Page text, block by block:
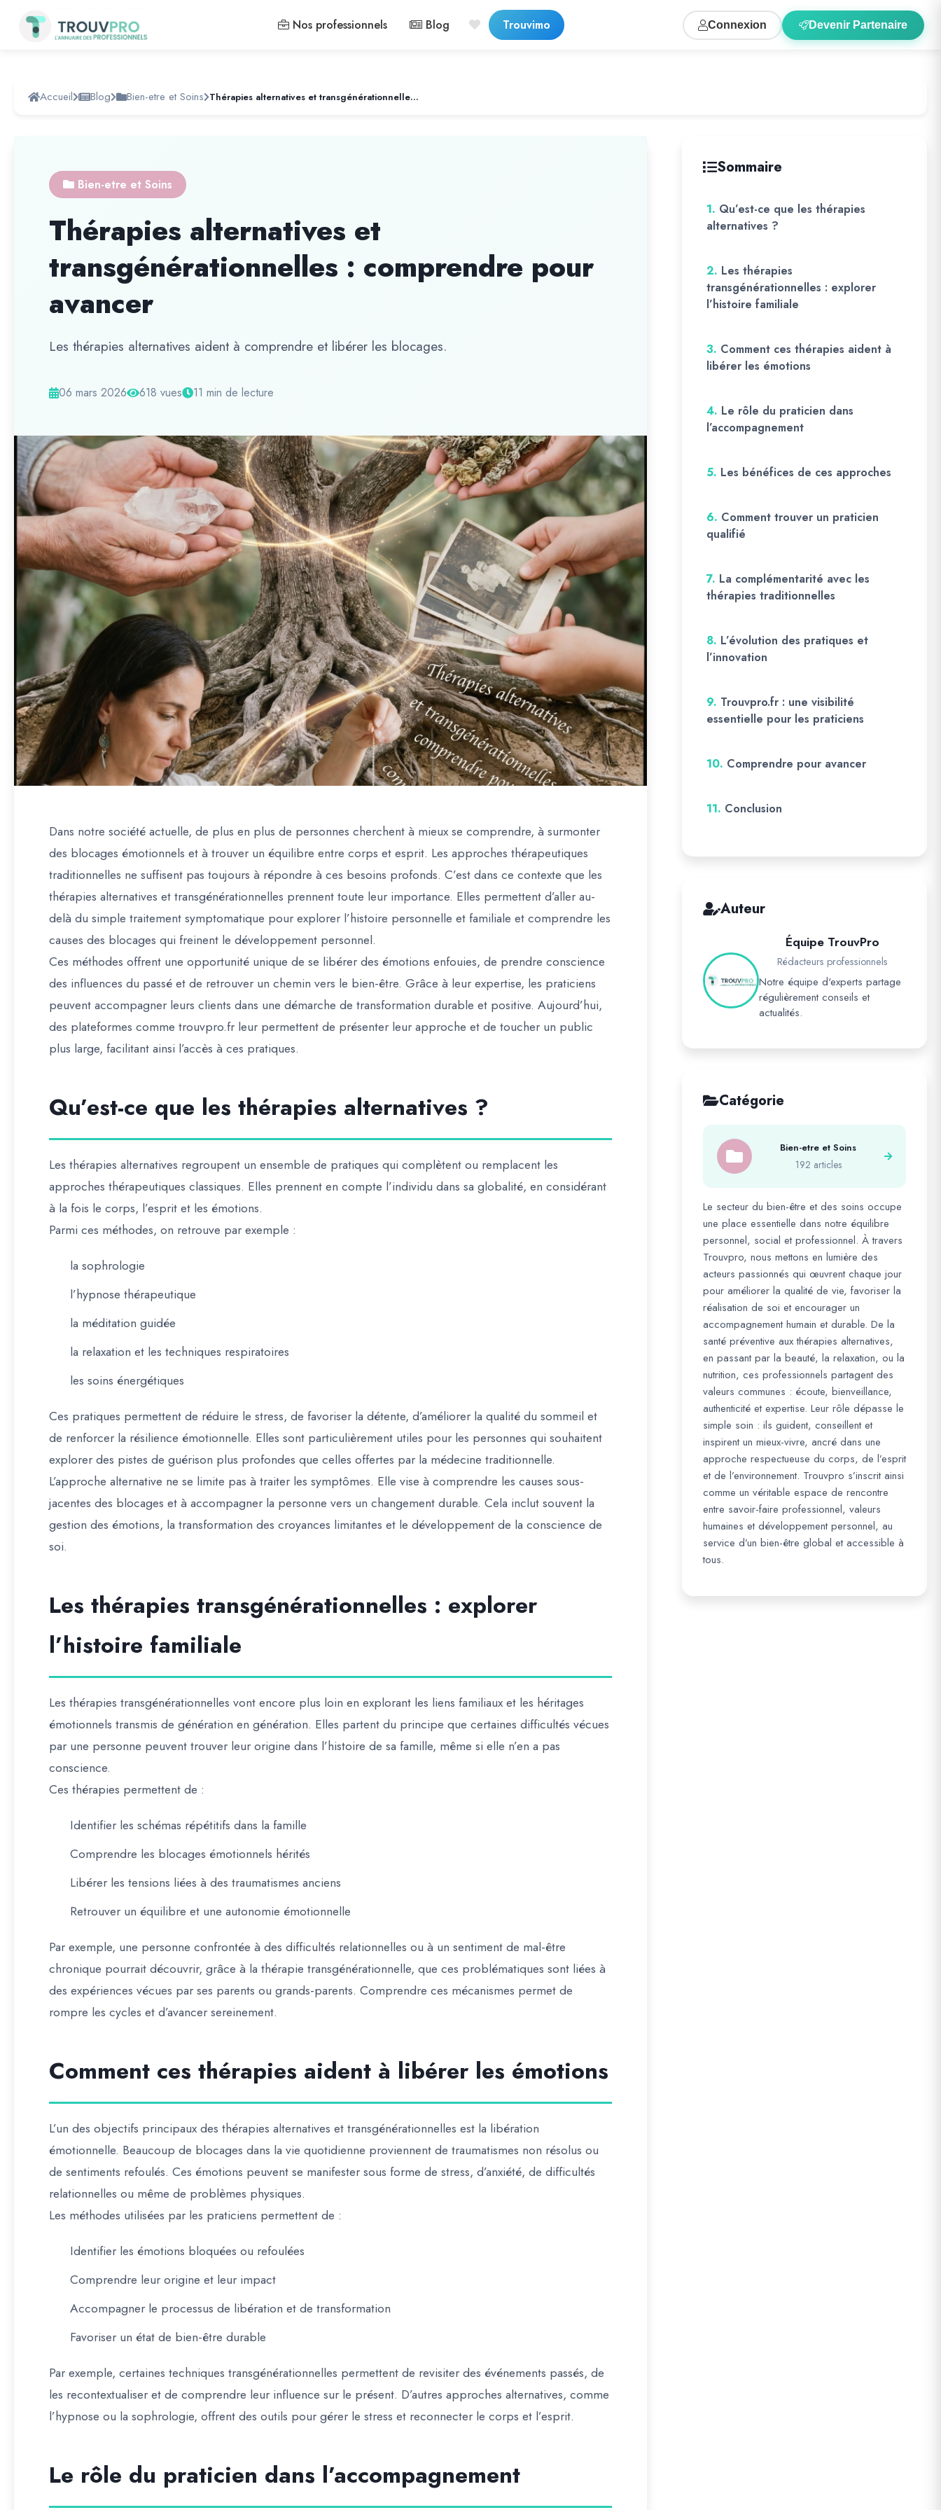
Nos professionnels Blog Trouvimo Connexion Devenir Partenaire
Accueil Blog Bien-etre et Soins Thérapies alternatives et transgénérationnelles : comprendre pour avancer
Bien-etre et Soins
Thérapies alternatives et
transgénérationnelles : comprendre pour
avancer
Les thérapies alternatives aident à comprendre et libérer les blocages.
06 mars 2026 618 vues 11 min de lecture
Dans notre société actuelle, de plus en plus de personnes cherchent à mieux se comprendre, à surmonter
des blocages émotionnels et à trouver un équilibre entre corps et esprit. Les approches thérapeutiques
traditionnelles ne suffisent pas toujours à répondre à ces besoins profonds. C’est dans ce contexte que les
thérapies alternatives et transgénérationnelles prennent toute leur importance. Elles permettent d’aller au-
delà du simple traitement symptomatique pour explorer l’histoire personnelle et familiale et comprendre les
causes des blocages qui freinent le développement personnel.
Ces méthodes offrent une opportunité unique de se libérer des émotions enfouies, de prendre conscience
des influences du passé et de retrouver un chemin vers le bien-être. Grâce à leur expertise, les praticiens
peuvent accompagner leurs clients dans une démarche de transformation durable et positive. Aujourd’hui,
des plateformes comme trouvpro.fr leur permettent de présenter leur approche et de toucher un public
plus large, facilitant ainsi l’accès à ces pratiques.
Qu’est-ce que les thérapies alternatives ?
Les thérapies alternatives regroupent un ensemble de pratiques qui complètent ou remplacent les
approches thérapeutiques classiques. Elles prennent en compte l’individu dans sa globalité, en considérant
à la fois le corps, l’esprit et les émotions.
Parmi ces méthodes, on retrouve par exemple :
la sophrologie
l’hypnose thérapeutique
la méditation guidée
la relaxation et les techniques respiratoires
les soins énergétiques
Ces pratiques permettent de réduire le stress, de favoriser la détente, d’améliorer la qualité du sommeil et
de renforcer la résilience émotionnelle. Elles sont particulièrement utiles pour les personnes qui souhaitent
explorer des pistes de guérison plus profondes que celles offertes par la médecine traditionnelle.
L’approche alternative ne se limite pas à traiter les symptômes. Elle vise à comprendre les causes sous-
jacentes des blocages et à accompagner la personne vers un changement durable. Cela inclut souvent la
gestion des émotions, la transformation des croyances limitantes et le développement de la conscience de
soi.
Les thérapies transgénérationnelles : explorer
l’histoire familiale
Les thérapies transgénérationnelles vont encore plus loin en explorant les liens familiaux et les héritages
émotionnels transmis de génération en génération. Elles partent du principe que certaines difficultés vécues
par une personne peuvent trouver leur origine dans l’histoire de sa famille, même si elle n’en a pas
conscience.
Ces thérapies permettent de :
Identifier les schémas répétitifs dans la famille
Comprendre les blocages émotionnels hérités
Libérer les tensions liées à des traumatismes anciens
Retrouver un équilibre et une autonomie émotionnelle
Par exemple, une personne confrontée à des difficultés relationnelles ou à un sentiment de mal-être
chronique pourrait découvrir, grâce à la thérapie transgénérationnelle, que ces problématiques sont liées à
des expériences vécues par ses parents ou grands-parents. Comprendre ces mécanismes permet de
rompre les cycles et d’avancer sereinement.
Comment ces thérapies aident à libérer les émotions
L’un des objectifs principaux des thérapies alternatives et transgénérationnelles est la libération
émotionnelle. Beaucoup de blocages dans la vie quotidienne proviennent de traumatismes non résolus ou
de sentiments refoulés. Ces émotions peuvent se manifester sous forme de stress, d’anxiété, de difficultés
relationnelles ou même de problèmes physiques.
Les méthodes utilisées par les praticiens permettent de :
Identifier les émotions bloquées ou refoulées
Comprendre leur origine et leur impact
Accompagner le processus de libération et de transformation
Favoriser un état de bien-être durable
Par exemple, certaines techniques transgénérationnelles permettent de revisiter des événements passés, de
les recontextualiser et de comprendre leur influence sur le présent. D’autres approches alternatives, comme
l’hypnose ou la sophrologie, offrent des outils pour gérer le stress et reconnecter le corps et l’esprit.
Le rôle du praticien dans l’accompagnement
Sommaire
1. Qu’est-ce que les thérapies
alternatives ?
2. Les thérapies
transgénérationnelles : explorer
l’histoire familiale
3. Comment ces thérapies aident à
libérer les émotions
4. Le rôle du praticien dans
l’accompagnement
5. Les bénéfices de ces approches
6. Comment trouver un praticien
qualifié
7. La complémentarité avec les
thérapies traditionnelles
8. L’évolution des pratiques et
l’innovation
9. Trouvpro.fr : une visibilité
essentielle pour les praticiens
10. Comprendre pour avancer
11. Conclusion
Auteur
Équipe TrouvPro
Rédacteurs professionnels
Notre équipe d'experts partage
régulièrement conseils et
actualités.
Catégorie
Bien-etre et Soins
192 articles
Le secteur du bien-être et des soins occupe
une place essentielle dans notre équilibre
personnel, social et professionnel. À travers
Trouvpro, nous mettons en lumière des
acteurs passionnés qui œuvrent chaque jour
pour améliorer la qualité de vie, favoriser la
réalisation de soi et encourager un
accompagnement humain et durable. De la
santé préventive aux thérapies alternatives,
en passant par la beauté, la relaxation, ou la
nutrition, ces professionnels partagent des
valeurs communes : écoute, bienveillance,
authenticité et expertise. Leur rôle dépasse le
simple soin : ils guident, conseillent et
inspirent un mieux-vivre, ancré dans une
approche respectueuse du corps, de l’esprit
et de l’environnement. Trouvpro s’inscrit ainsi
comme un véritable espace de rencontre
entre savoir-faire professionnel, valeurs
humaines et développement personnel, au
service d’un bien-être global et accessible à
tous.